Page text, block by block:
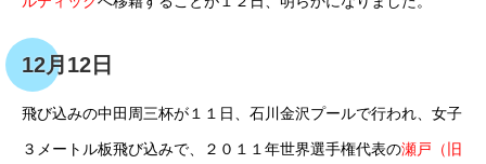
12月12日
飛び込みの中田周三杯が１１日、石川金沢プールで行われ、女子
３メートル板飛び込みで、２０１１年世界選手権代表の瀬戸（旧